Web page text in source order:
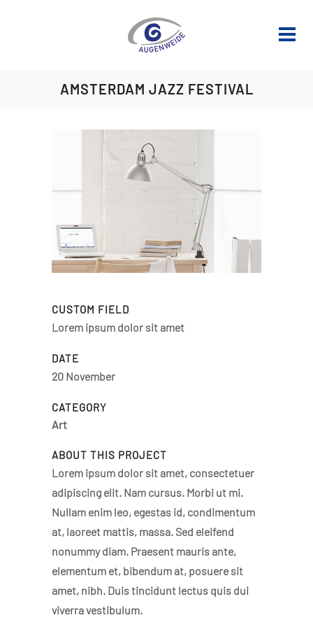
AMSTERDAM JAZZ FESTIVAL
CUSTOM FIELD
Lorem ipsum dolor sit amet
DATE
20 November
CATEGORY
Art
ABOUT THIS PROJECT
Lorem ipsum dolor sit amet, consectetuer
adipiscing elit. Nam cursus. Morbi ut mi.
Nullam enim leo, egestas id, condimentum
at, laoreet mattis, massa. Sed eleifend
nonummy diam. Praesent mauris ante,
elementum et, bibendum at, posuere sit
amet, nibh. Duis tincidunt lectus quis dui
viverra vestibulum.